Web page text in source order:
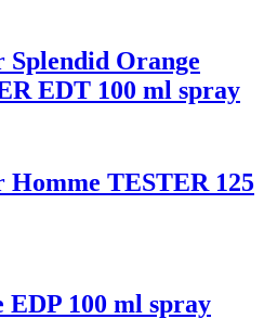
Splendid Orange
EDT 100 ml spray
Homme TESTER 125
100 ml spray